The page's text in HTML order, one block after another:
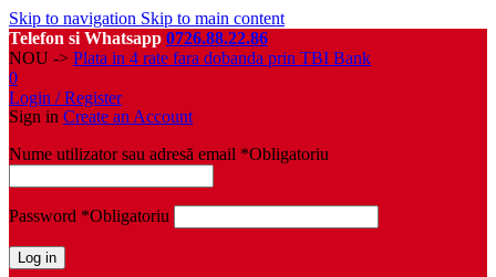
Skip to navigation Skip to main content
Telefon si Whatsapp 0726.88.22.86
NOU -> Plata in 4 rate fara dobanda prin TBI Bank
0
Login / Register
Sign in Create an Account
Nume utilizator sau adresă email *Obligatoriu
Password *Obligatoriu
Log in